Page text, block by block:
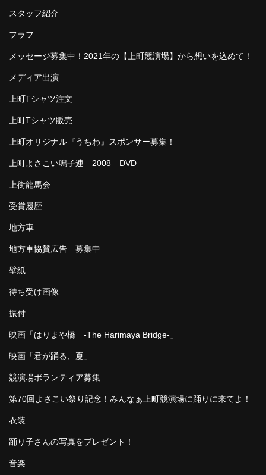
スタッフ紹介
フラフ
メッセージ募集中！2021年の【上町競演場】から想いを込めて！
メディア出演
上町Tシャツ注文
上町Tシャツ販売
上町オリジナル『うちわ』スポンサー募集！
上町よさこい鳴子連 2008 DVD
上街龍馬会
受賞履歴
地方車
地方車協賛広告 募集中
壁紙
待ち受け画像
振付
映画「はりまや橋 -The Harimaya Bridge-」
映画「君が踊る、夏」
競演場ボランティア募集
第70回よさこい祭り記念！みんなぁ上町競演場に踊りに来てよ！
衣装
踊り子さんの写真をプレゼント！
音楽